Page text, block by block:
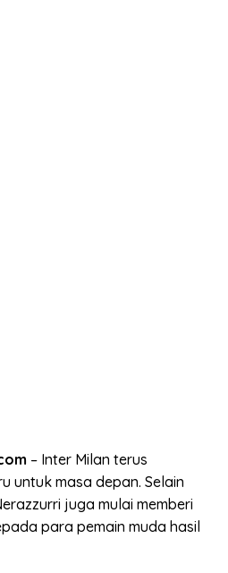
– Inter Milan terus
untuk masa depan. Selain
juga mulai memberi
para pemain muda hasil